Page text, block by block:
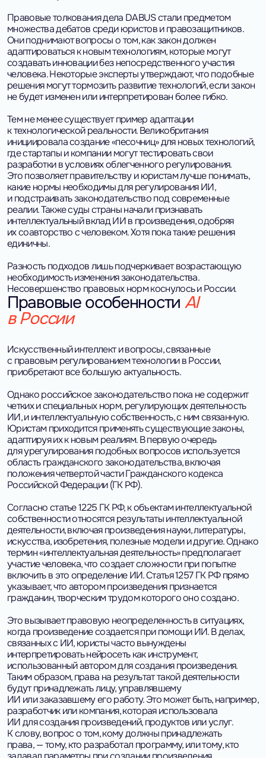
Правовые толкования дела DABUS стали предметом
множества дебатов среди юристов и правозащитников.
Они поднимают вопросы о том, как закон должен
адаптироваться к новым технологиям, которые могут
создавать инновации без непосредственного участия
человека. Некоторые эксперты утверждают, что подобные
решения могут тормозить развитие технологий, если закон
не будет изменен или интерпретирован более гибко.
Тем не менее существует пример адаптации
к технологической реальности. Великобритания
инициировала создание «песочниц» для новых технологий,
где стартапы и компании могут тестировать свои
разработки в условиях облегченного регулирования.
Это позволяет правительству и юристам лучше понимать,
какие нормы необходимы для регулирования ИИ,
и подстраивать законодательство под современные
реалии. Также суды страны начали признавать
интеллектуальный вклад ИИ в произведения, одобряя
их соавторство с человеком. Хотя пока такие решения
единичны.
Разность подходов лишь подчеркивает возрастающую
необходимость изменения законодательства.
Несовершенство правовых норм коснулось и России.
Правовые особенности AI
в России
Искусственный интеллект и вопросы, связанные
с правовым регулированием технологии в России,
приобретают все большую актуальность.
Однако российское законодательство пока не содержит
четких и специальных норм, регулирующих деятельность
ИИ, и интеллектуальную собственность, с ним связанную.
Юристам приходится применять существующие законы,
адаптируя их к новым реалиям. В первую очередь
для урегулирования подобных вопросов используется
область гражданского законодательства, включая
положения четвертой части Гражданского кодекса
Российской Федерации (ГК РФ).
Согласно статье 1225 ГК РФ, к объектам интеллектуальной
собственности относятся результаты интеллектуальной
деятельности, включая произведения науки, литературы,
искусства, изобретения, полезные модели и другие. Однако
термин «интеллектуальная деятельность» предполагает
участие человека, что создает сложности при попытке
включить в это определение ИИ. Статья 1257 ГК РФ прямо
указывает, что автором произведения признается
гражданин, творческим трудом которого оно создано.
Это вызывает правовую неопределенность в ситуациях,
когда произведение создается при помощи ИИ. В делах,
связанных с ИИ, юристы часто вынуждены
интерпретировать нейросеть как инструмент,
использованный автором для создания произведения.
Таким образом, права на результат такой деятельности
будут принадлежать лицу, управлявшему
ИИ или заказавшему его работу. Это может быть, например,
разработчик или компания, которая использовала
ИИ для создания произведений, продуктов или услуг.
К слову, вопрос о том, кому должны принадлежать
права, — тому, кто разработал программу, или тому, кто